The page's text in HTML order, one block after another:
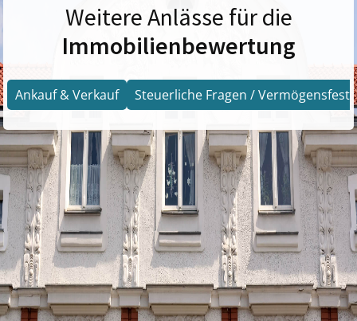
Weitere Anlässe für die
Immobilienbewertung
Ankauf & Verkauf Steuerliche Fragen /